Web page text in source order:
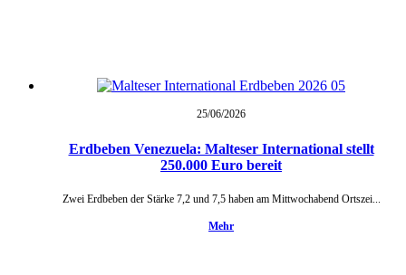
25/06/2026
Erdbeben Venezuela: Malteser International stellt
250.000 Euro bereit
Zwei Erdbeben der Stärke 7,2 und 7,5 haben am Mittwochabend Ortszei...
Mehr